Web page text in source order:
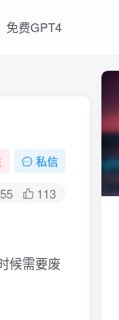
免费GPT4
私信
113
候需要废